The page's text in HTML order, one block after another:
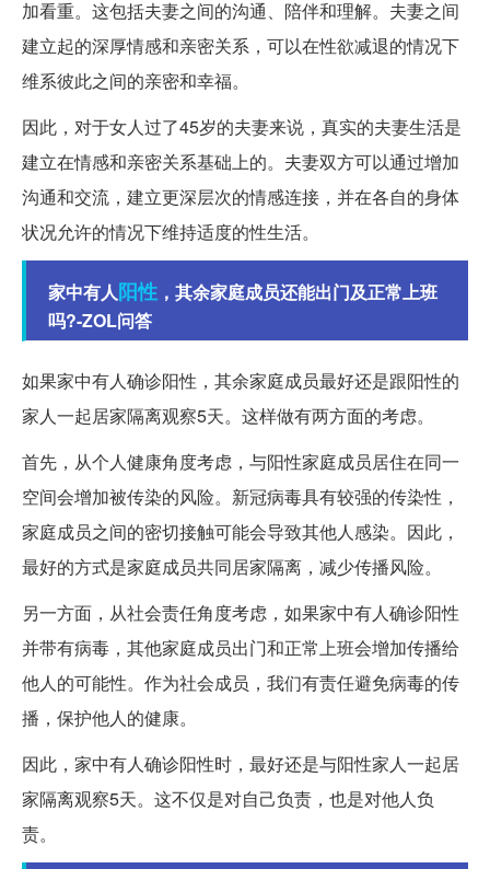
加看重。这包括夫妻之间的沟通、陪伴和理解。夫妻之间
建立起的深厚情感和亲密关系，可以在性欲减退的情况下
维系彼此之间的亲密和幸福。
因此，对于女人过了45岁的夫妻来说，真实的夫妻生活是
建立在情感和亲密关系基础上的。夫妻双方可以通过增加
沟通和交流，建立更深层次的情感连接，并在各自的身体
状况允许的情况下维持适度的性生活。
家中有人阳性 ，其余家庭成员还能出门及正常上班
吗?-ZOL问答
如果家中有人确诊阳性，其余家庭成员最好还是跟阳性的
家人一起居家隔离观察5天。这样做有两方面的考虑。
首先，从个人健康角度考虑，与阳性家庭成员居住在同一
空间会增加被传染的风险。新冠病毒具有较强的传染性，
家庭成员之间的密切接触可能会导致其他人感染。因此，
最好的方式是家庭成员共同居家隔离，减少传播风险。
另一方面，从社会责任角度考虑，如果家中有人确诊阳性
并带有病毒，其他家庭成员出门和正常上班会增加传播给
他人的可能性。作为社会成员，我们有责任避免病毒的传
播，保护他人的健康。
因此，家中有人确诊阳性时，最好还是与阳性家人一起居
家隔离观察5天。这不仅是对自己负责，也是对他人负
责。